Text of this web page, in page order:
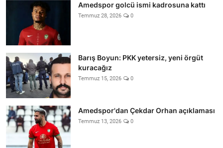
Amedspor golcü ismi kadrosuna kattı
Temmuz 28, 2026 0
Barış Boyun: PKK yetersiz, yeni örgüt
kuracağız
Temmuz 15, 2026 0
Amedspor'dan Çekdar Orhan açıklaması
Temmuz 13, 2026 0